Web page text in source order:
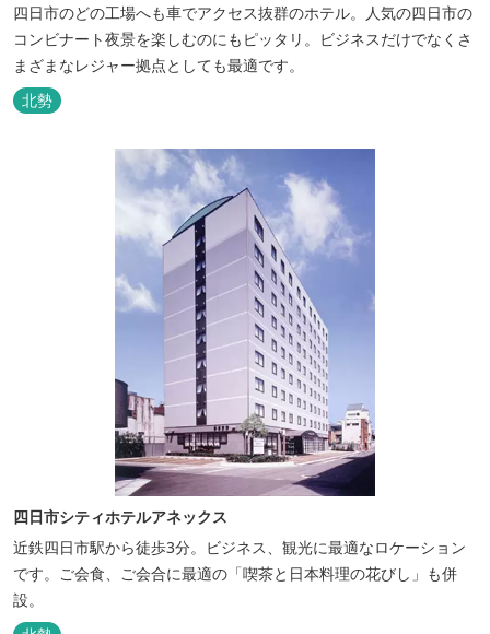
四日市のどの工場へも車でアクセス抜群のホテル。人気の四日市の
コンビナート夜景を楽しむのにもピッタリ。ビジネスだけでなくさ
まざまなレジャー拠点としても最適です。
北勢
四日市シティホテルアネックス
近鉄四日市駅から徒歩3分。ビジネス、観光に最適なロケーション
です。ご会食、ご会合に最適の「喫茶と日本料理の花びし」も併
設。